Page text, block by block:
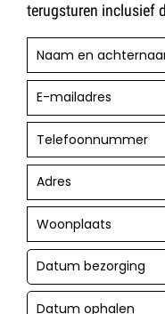
terugsturen inclusief